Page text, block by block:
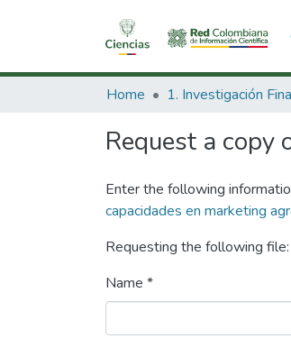
Home
Request a copy
Enter the following
capacidades en marketing
Requesting the following
Name *